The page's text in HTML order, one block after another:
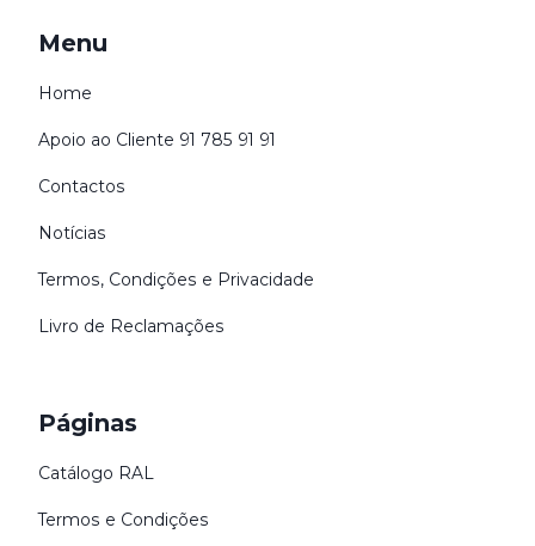
Menu
Home
Apoio ao Cliente 91 785 91 91
Contactos
Notícias
Termos, Condições e Privacidade
Livro de Reclamações
Páginas
Catálogo RAL
Termos e Condições